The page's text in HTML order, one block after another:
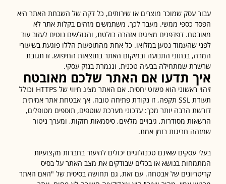
עסק שמוכר מוצרים או שירותים, כל דקה של השבתת האתר היא
כספי ממשי. מעבר לכך, משתמשים מזהים בקלות אתר לא
דפדפנים מציגים אזהרה בולטת, והגולשים נוטים לעזוב עוד
שהעמוד נטען במלואו. כל אחת מהתופעות הללו פוגעת בשיעורי
בנתוני התנועה ובמיקום האתר בתוצאות החיפוש. זו תגובת
שמתחילה בבעיה טכנית, ונגמרת בנזק עסקי.
תדעו אם האתר שלכם מאובטח
זיהוי ראשוני הוא פשוט יחסית. אם האתר מציג חיווי של HTTPS וכולל
תעודת SSL תקפה, זו נקודת פתיחה טובה. אך אבטחת אתר אמיתית
הרבה יותר מכך: עדכוני מערכת שוטפים, תוספים מטופלים,
מסודרות, גיבויים מלאים, סיסמאות חזקות, ומערך ניטור
חריגות בזמן אמת.
עסקים שאינם טכנולוגיים יכולים להיעזר בחברות מקצועיות
בנושא או בכלים שבודקים את מצב האתר על בסיס
של אבטחה. עם זאת, גם תחושה בסיסית של "האם האתר